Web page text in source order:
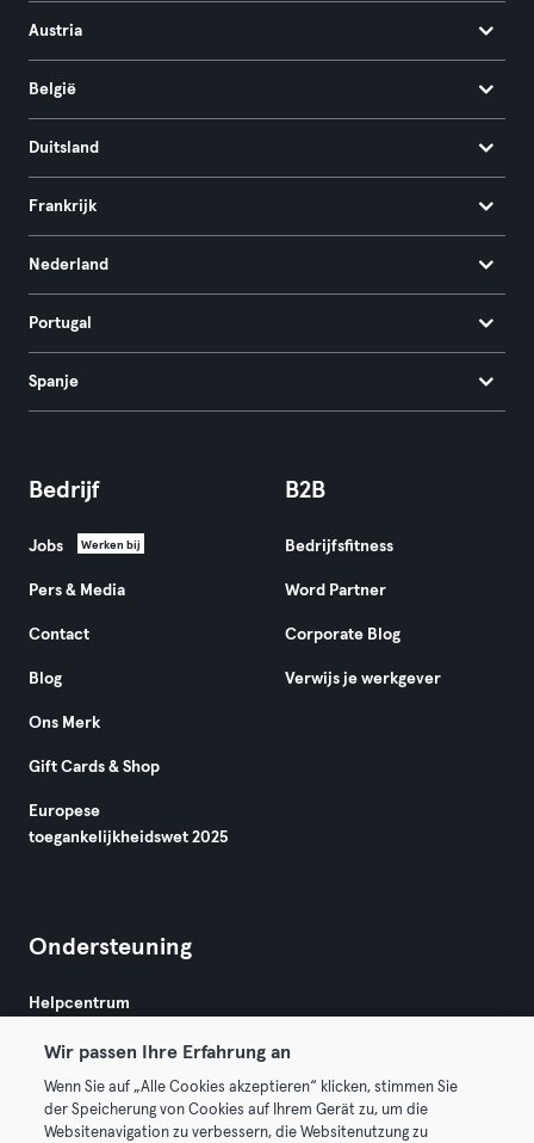
Austria
België
Duitsland
Frankrijk
Nederland
Portugal
Spanje
Bedrijf
Jobs Werken bij
Pers & Media
Contact
Blog
Ons Merk
Gift Cards & Shop
Europese
toegankelijkheidswet 2025
B2B
Bedrijfsfitness
Word Partner
Corporate Blog
Verwijs je werkgever
Ondersteuning
Helpcentrum
Wir passen Ihre Erfahrung an
Wenn Sie auf „Alle Cookies akzeptieren“ klicken, stimmen Sie
der Speicherung von Cookies auf Ihrem Gerät zu, um die
Websitenavigation zu verbessern, die Websitenutzung zu